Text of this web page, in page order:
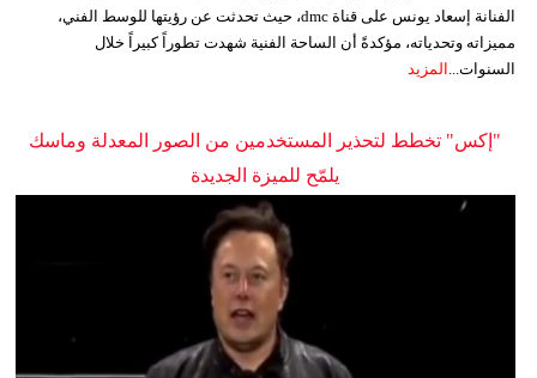
الفنانة إسعاد يونس على قناة dmc، حيث تحدثت عن رؤيتها للوسط الفني،
مميزاته وتحدياته، مؤكدةً أن الساحة الفنية شهدت تطوراً كبيراً خلال
السنوات... المزيد
"إكس" تخطط لتحذير المستخدمين من الصور المعدلة وماسك
يلمّح للميزة الجديدة